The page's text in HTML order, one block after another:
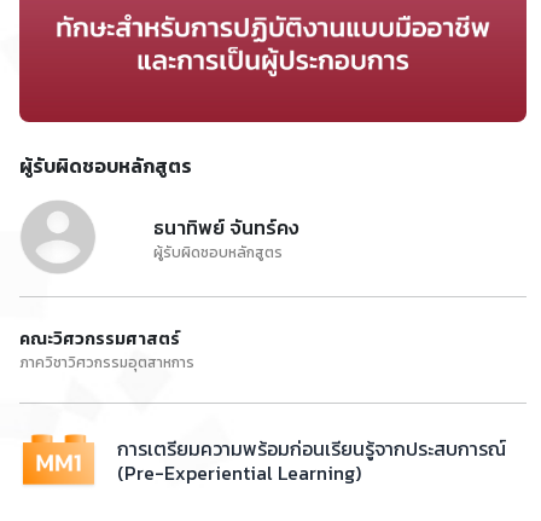
ผู้รับผิดชอบหลักสูตร
ธนาทิพย์ จันทร์คง
ผู้รับผิดชอบหลักสูตร
คณะวิศวกรรมศาสตร์
ภาควิชาวิศวกรรมอุตสาหการ
การเตรียมความพร้อมก่อนเรียนรู้จากประสบการณ์
(Pre-Experiential Learning)